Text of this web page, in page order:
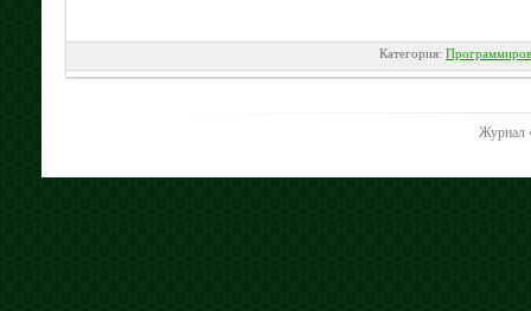
Категория:
Журнал